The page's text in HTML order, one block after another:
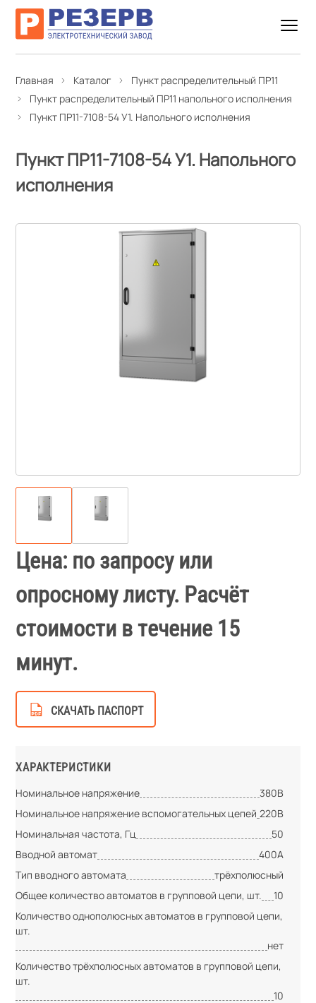
Главная Каталог
Пункт распределительный ПР11
Пункт распределительный ПР11 напольного исполнения
Пункт ПР11-7108-54 У1. Напольного исполнения
Пункт ПР11-7108-54 У1. Напольного
исполнения
Цена: по запросу или
опросному листу. Расчёт
стоимости в течение 15
минут.
СКАЧАТЬ ПАСПОРТ
ХАРАКТЕРИСТИКИ
Номинальное напряжение
380В
Номинальное напряжение вспомогательных цепей 220В
Номинальная частота, Гц
50
Вводной автомат
400А
Тип вводного автомата
трёхполюсный
Общее количество автоматов в групповой цепи, шт.
10
Количество однополюсных автоматов в групповой цепи,
шт.
нет
Количество трёхполюсных автоматов в групповой цепи,
шт.
10